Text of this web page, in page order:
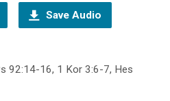
Save Audio
92:14-16, 1 Kor 3:6-7, Hes